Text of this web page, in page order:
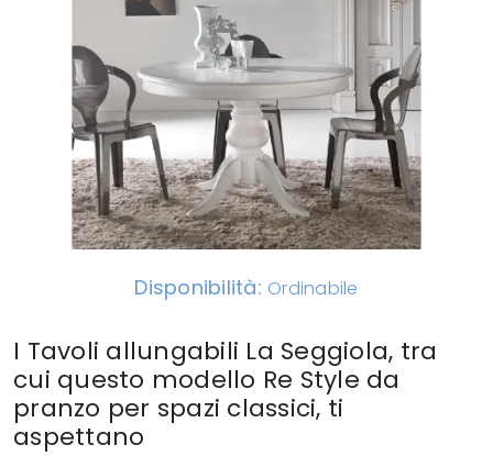
Disponibilità: Ordinabile
I Tavoli allungabili La Seggiola, tra
cui questo modello Re Style da
pranzo per spazi classici, ti
aspettano